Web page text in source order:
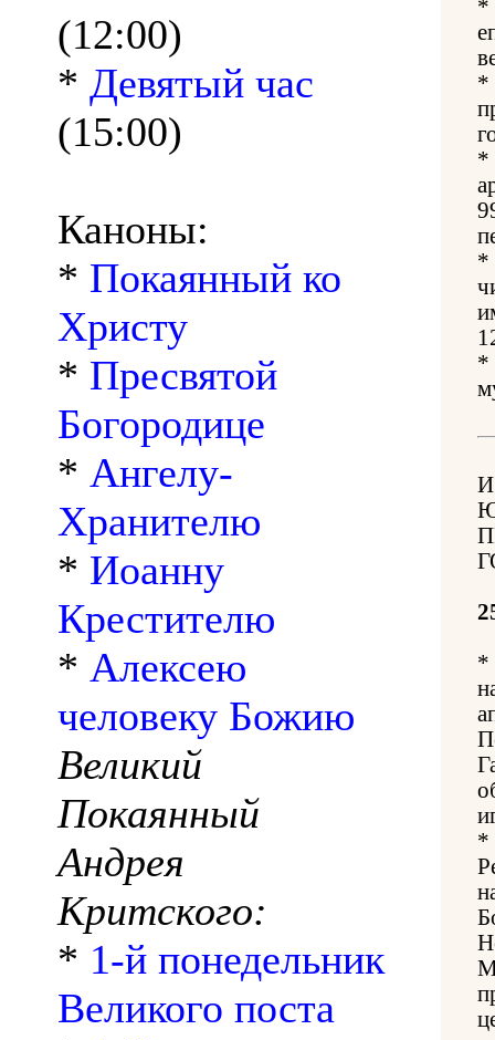
(12:00)
* Девятый час
(15:00)
Каноны:
* Покаянный ко
Христу
* Пресвятой
Богородице
* Ангелу-
Хранителю
* Иоанну
Крестителю
* Алексею
человеку Божию
Великий
Покаянный
Андрея
Критского:
* 1-й понедельник
Великого поста
*
*
*
*
*
*
*